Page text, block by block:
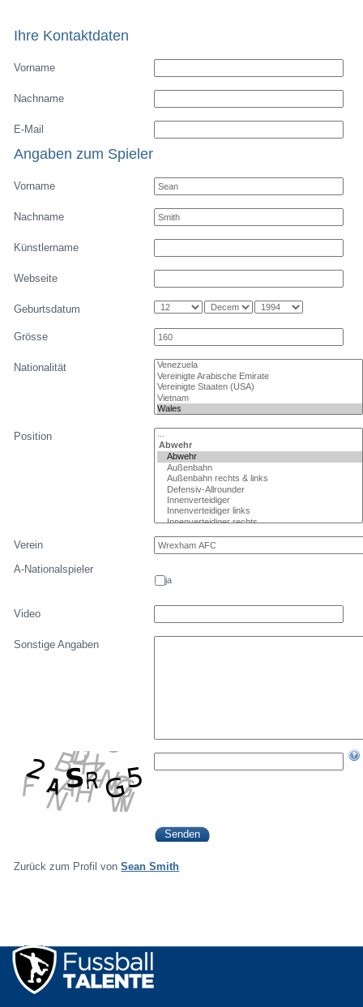
Ihre Kontaktdaten
Vorname
Nachname
E-Mail
Angaben zum Spieler
Vorname
Nachname
Künstlername
Webseite
Geburtsdatum
Grösse
Nationalität
Position
Verein
A-Nationalspieler
ja
Video
Sonstige Angaben
Zurück zum Profil von Sean Smith